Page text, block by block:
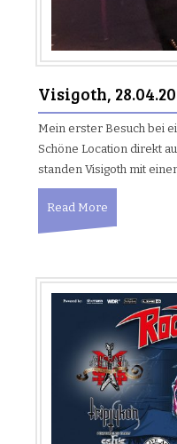
Visigoth,
Mein erster Besuch bei
Schöne Location direkt
standen Visigoth mit
Read More